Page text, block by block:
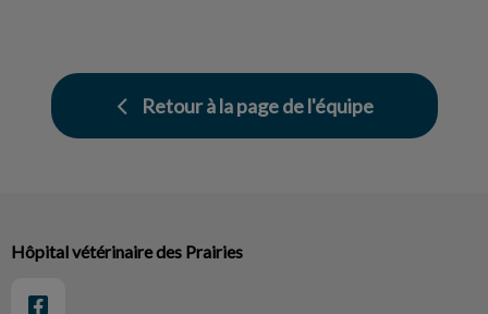
Retour à la page de l'équipe
Hôpital vétérinaire des Prairies